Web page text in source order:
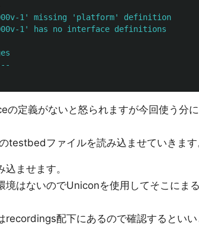
1' missing 'platform' definition
1' has no interface definitions
定義がないと怒られますが今回使う分
testbedファイルを読み込ませていきます
ませます。
境はないのでUniconを使用してそこにま
recordings配下にあるので確認するといい